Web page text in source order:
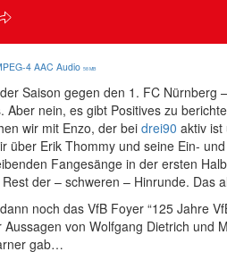
4 AAC Audio 58 MB
Saison gegen den 1. FC Nürnberg
Aber nein, es gibt Positives zu
wir mit Enzo, der bei drei90 aktiv ist
über Erik Thommy und seine Ein-
Fangesänge in der ersten
der – schweren – Hinrunde. Das
noch das VfB Foyer “125 Jahre
von Wolfgang Dietrich und
gab…